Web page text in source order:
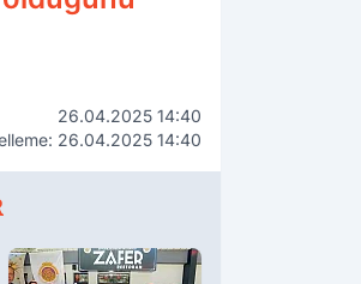
26.04.2025 14:40
26.04.2025 14:40